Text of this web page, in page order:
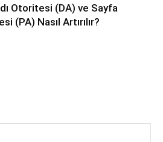
Otoritesi (DA) ve Sayfa
(PA) Nasıl Artırılır?